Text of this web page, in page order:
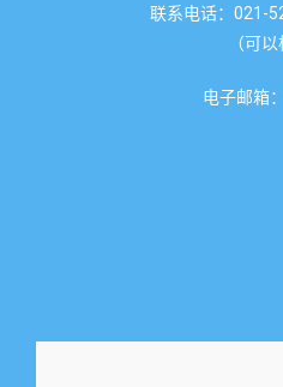
联系电话：021-
（可
电子邮箱